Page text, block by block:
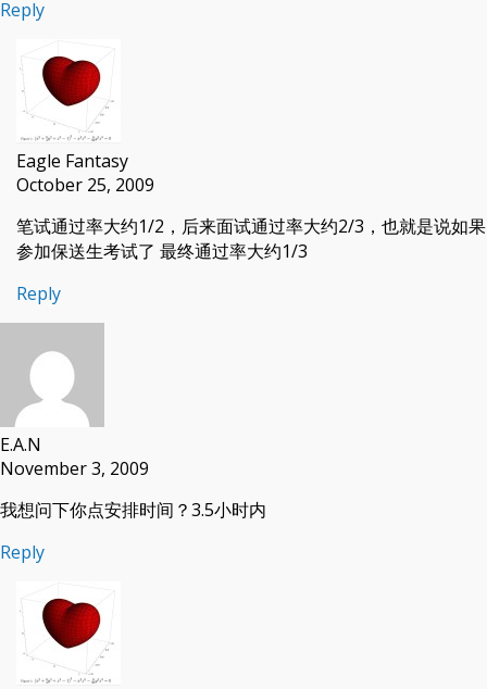
Reply
Eagle Fantasy
October 25, 2009
笔试通过率大约1/2，后来面试通过率大约2/3，也就是说如果
参加保送生考试了 最终通过率大约1/3
Reply
E.A.N
November 3, 2009
我想问下你点安排时间？3.5小时内
Reply